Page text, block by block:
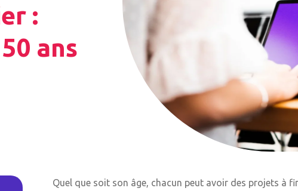
:
ans
Quel que soit son âge, chacun peut avoir des projets à